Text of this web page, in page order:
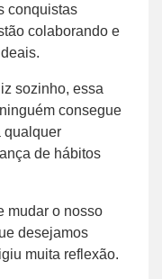
conquistas
colaborando e
sozinho, essa
consegue
qualquer
de hábitos
mudar o nosso
desejamos
muita reflexão.